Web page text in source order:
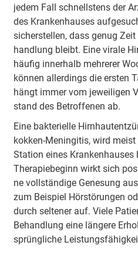
je­dem Fall schnell­stens der
des Kran­ken­hau­ses
si­cher­stel­len, dass ge­nug
hand­lung bleibt. Ei­ne vi­ra­le
häu­fig in­ner­halb meh­re­rer
kön­nen al­ler­dings die ers­ten
hängt im­mer vom je­wei­li­gen
stand des Be­trof­fe­nen ab.
Ei­ne bak­te­ri­el­le
kok­ken-Me­nin­gi­tis, wird
Sta­ti­on ei­nes
The­ra­pie­be­ginn wirkt sich
ne voll­stän­di­ge Ge­ne­sung
zum Bei­spiel Hör­stö­rung­en
durch sel­te­ner auf. Vie­le
Be­hand­lung ei­ne län­ge­re
sprüng­li­che